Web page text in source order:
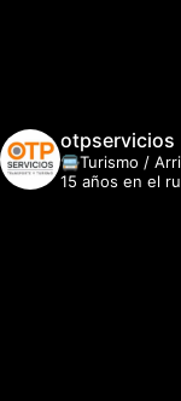
otpservicios
🚍Turismo /
15 años en el